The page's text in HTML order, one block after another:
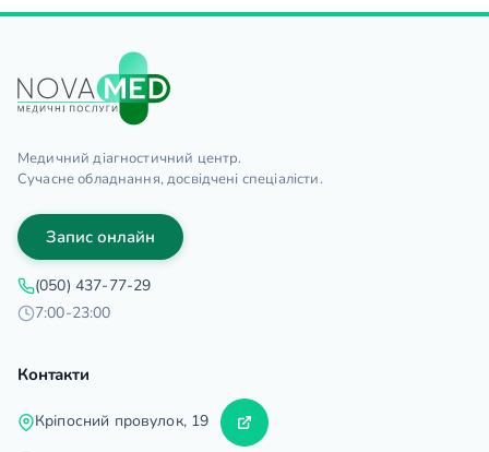
Медичний діагностичний центр.
Сучасне обладнання, досвідчені спеціалісти.
Запис онлайн
(050) 437-77-29
7:00-23:00
Контакти
Кріпосний провулок, 19